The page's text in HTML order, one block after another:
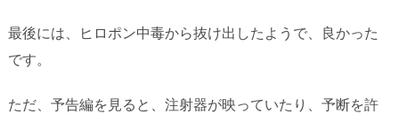
最後には、ヒロポン中毒から抜け出したようで、良かった
です。
ただ、予告編を見ると、注射器が映っていたり、予断を許